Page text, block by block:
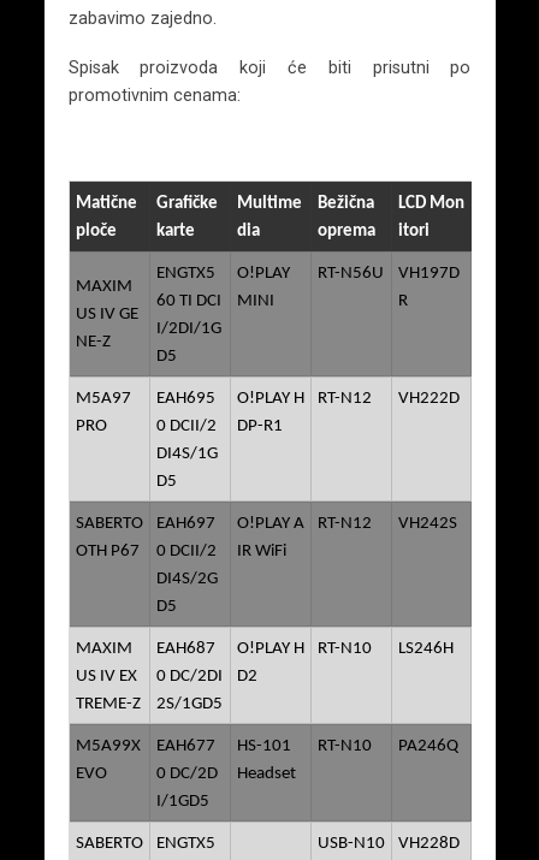
zabavimo zajedno.
Spisak proizvoda koji će biti prisutni po
promotivnim cenama:
Matične
ploče
Grafičke
karte
Multime
dia
Bežična
oprema
LCD Mon
itori
MAXIM
US IV GE
NE-Z
ENGTX5
60 TI DCI
I/2DI/1G
D5
O!PLAY
MINI
RT-N56U
VH197D
R
M5A97
PRO
EAH695
0 DCII/2
DI4S/1G
D5
O!PLAY H
DP-R1
RT-N12 VH222D
SABERTO
OTH P67
EAH697
0 DCII/2
DI4S/2G
D5
O!PLAY A
IR WiFi
RT-N12 VH242S
MAXIM
US IV EX
TREME-Z
EAH687
0 DC/2DI
2S/1GD5
O!PLAY H
D2
RT-N10 LS246H
M5A99X
EVO
EAH677
0 DC/2D
I/1GD5
HS-101
Headset
RT-N10 PA246Q
SABERTO
ENGTX5
USB-N10 VH228D